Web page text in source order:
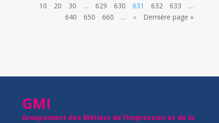
10
20 30 … 629 630 631 632 633
…
640
650 660 … » Dernière page »
GMI
Groupement des Métiers de l’Impression et de la